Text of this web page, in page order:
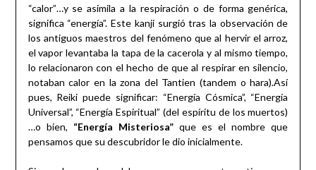
“calor”…y se asimila a la respiración o de forma genérica,
significa “energía”. Este kanji surgió tras la observación de
los antiguos maestros del fenómeno que al hervir el arroz,
el vapor levantaba la tapa de la cacerola y al mismo tiempo,
lo relacionaron con el hecho de que al respirar en silencio,
notaban calor en la zona del Tantien (tandem o hara).Así
pues, Reiki puede significar: “Energía Cósmica”, “Energía
Universal”, “Energía Espiritual” (del espíritu de los muertos)
…o bien, “Energía Misteriosa”que es el nombre que
pensamos que su descubridor le dio inicialmente.